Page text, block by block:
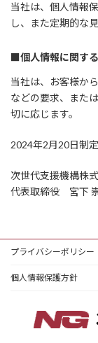
当社は、個人情報
し、また定期的な
■個人情報に関す
当社は、お客様か
などの要求、また
切に応じます。
2024年2月20日制定
次世代支援機構株
代表取締役 宮下
プライバシーポリシー
個人情報保護方針